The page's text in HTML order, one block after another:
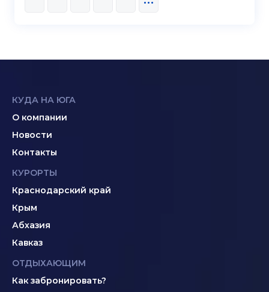
КУДА НА ЮГА
О компании
Новости
Контакты
КУРОРТЫ
Краснодарский край
Крым
Абхазия
Кавказ
ОТДЫХАЮЩИМ
Как забронировать?